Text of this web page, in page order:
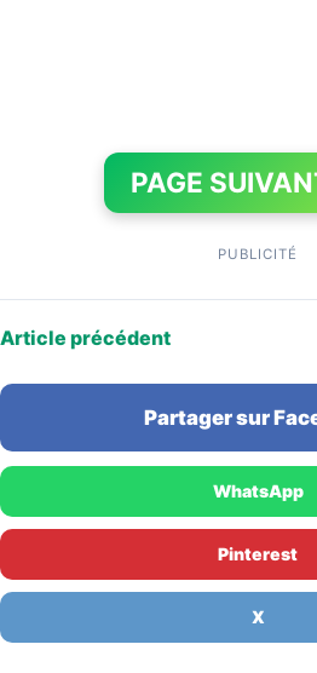
PAGE
PUBLICITÉ
Article précédent
Partager sur
WhatsApp
Pinterest
X